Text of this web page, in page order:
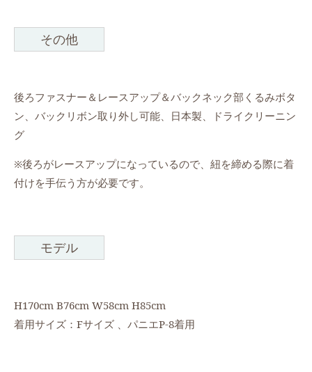
その他
後ろファスナー＆レースアップ＆バックネック部くるみボタ
ン、バックリボン取り外し可能、日本製、ドライクリーニン
グ
※後ろがレースアップになっているので、紐を締める際に着
付けを手伝う方が必要です。
モデル
H170cm B76cm W58cm H85cm
着用サイズ：Fサイズ 、パニエP-8着用